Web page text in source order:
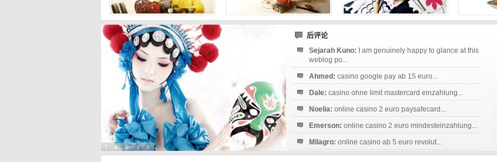
后评论
Sejarah Kuno:
I am genuinely happy to glance at this
weblog po...
Ahmed: casino google pay ab 15 euro...
Dale: casino ohne limit mastercard einzahlung...
Noelia: online casino 2 euro paysafecard...
Emerson: online casino 2 euro mindesteinzahlung...
Milagro: online casino ab 5 euro revolut...